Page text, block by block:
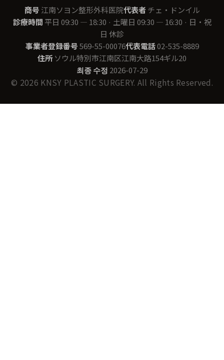
商号 江南ソヨン整形外科医院代表者チェ・ドンイル
診療時間平日 09:30 — 18:30 · 土曜日 09:30 — 16:30 · 日・祝
日 休診
事業者登録番号569-55-00076代表電話02-535-8889
住所ソウル特別市江南区江南大路154ギル20
최종 수정 2026-07-29
© 2026 KNSY PLASTIC SURGERY. All Rights Reserved.